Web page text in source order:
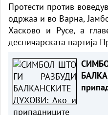
Протести против
одржаа и во Варна,
Хасково и Русе, а
десничарската партија